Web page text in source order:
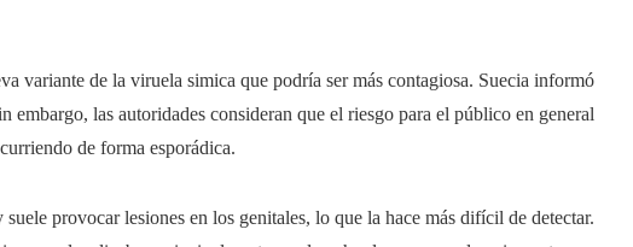
variante de la viruela simica que podría ser más contagiosa. Suecia informó
embargo, las autoridades consideran que el riesgo para el público en general
de forma esporádica.
provocar lesiones en los genitales, lo que la hace más difícil de detectar.